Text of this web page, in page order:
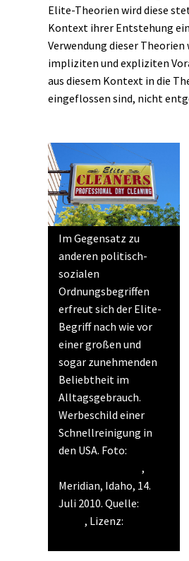
Elite-Theorien wird diese
Kontext ihrer Entstehung
Verwendung dieser Theorien
impliziten und expliziten
aus diesem Kontext in die
eingeflossen sind, nicht
Im Gegensatz zu
anderen politisch-
sozialen
Ordnungsbegriffen
erfreut sich der Elite-
Begriff nach wie vor
einer großen und
sogar zunehmenden
Beliebtheit im
Alltagsgebrauch.
Werbeschild einer
Schnellreinigung in
den USA. Foto:
,
Meridian, Idaho, 14.
Juli 2010. Quelle:
, Lizenz: